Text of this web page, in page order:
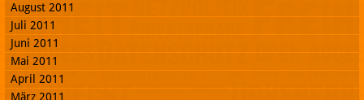
August 2011
Juli 2011
Juni 2011
Mai 2011
April 2011
März 2011